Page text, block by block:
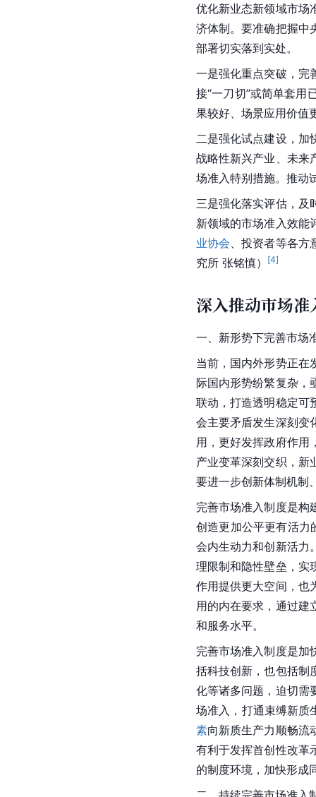
优化新业态新领域市场
济体制。要准确把握中
部署切实落到实处。
一是强化重点突破，完
接“一刀切”或简单套用
果较好、场景应用价值
二是强化试点建设，加
战略性新兴产业、未来
场准入特别措施。推动
三是强化落实评估，及
新领域的市场准入效能
业协会 、投资者等各
究所 张铭慎）
[4]
深入推动市场
一、新形势下完善市场
当前，国内外形势正在
际国内形势纷繁复杂，
联动，打造透明稳定可
会主要矛盾发生深刻变
用，更好发挥政府作用
产业变革深刻交织，新
要进一步创新体制机制
完善市场准入制度是构
创造更加公平更有活力
会内生动力和创新活力
理限制和隐性壁垒，实
作用提供更大空间，也
用的内在要求，通过建
和服务水平。
完善市场准入制度是加
括科技创新，也包括制
化等诸多问题，迫切需
场准入，打通束缚新质
素向新质生产力顺畅流
有利于发挥首创性改革
的制度环境，加快形成